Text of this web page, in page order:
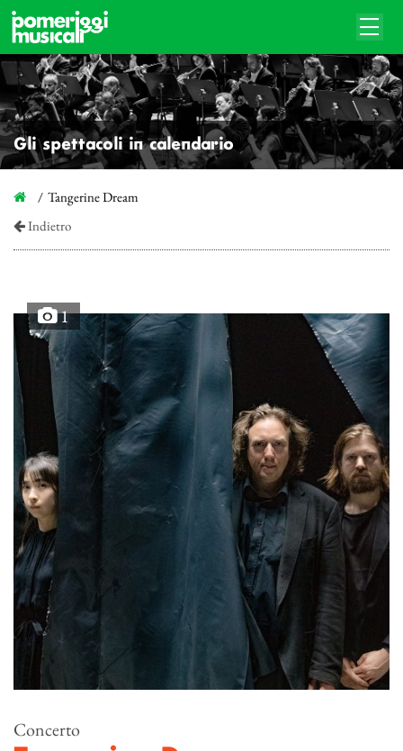
Gli spettacoli in calendario
Tangerine Dream
Indietro
1
Concerto